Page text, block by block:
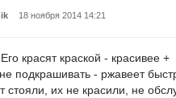
18 ноября 2014 14:21
красят краской - красивее +
подкрашивать - ржавеет
стояли, их не красили, не